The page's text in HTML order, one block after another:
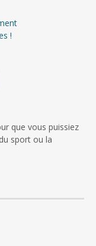
!
que vous puissiez
sport ou la